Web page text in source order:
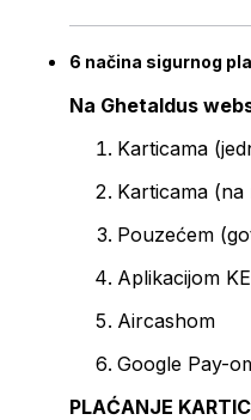
6 načina sigurnog
Na Ghetaldus
Karticama
Karticama (na
Pouzećem
Aplikacijom
Aircashom
Google Pay-
PLAĆANJE